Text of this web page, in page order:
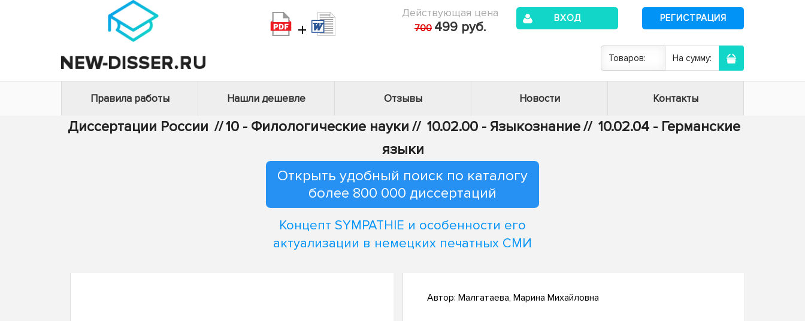
+
Действующая цена
700 499 руб.
ВХОД РЕГИСТРАЦИЯ
Товаров: На сумму:
Правила работы Нашли дешевле Отзывы Новости Контакты
Диссертации России //10 - Филологические науки // 10.02.00 - Языкознание// 10.02.04 - Германские
языки
Открыть удобный поиск по каталогу
более 800 000 диссертаций
Концепт SYMPATHIE и особенности его
актуализации в немецких печатных СМИ
Автор: Малгатаева, Марина Михайловна